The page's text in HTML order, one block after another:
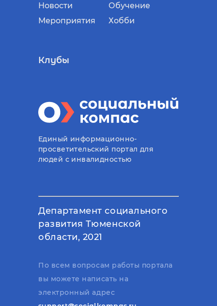
Новости
Мероприятия
Обучение
Хобби
Клубы
Единый информационно-
просветительский портал для
людей с инвалидностью
Департамент социального
развития Тюменской
области, 2021
По всем вопросам работы портала
вы можете написать на
электронный адрес